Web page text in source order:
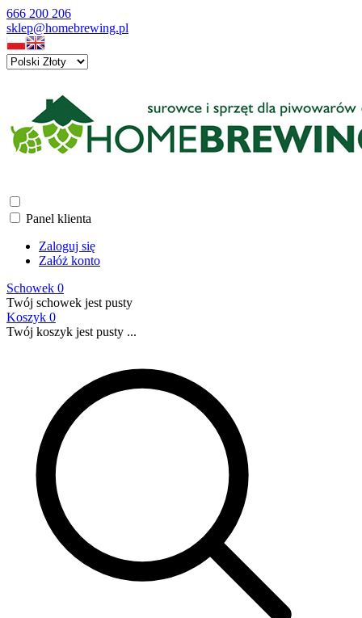
666 200 206
sklep@homebrewing.pl
Panel klienta
Zaloguj się
Załóż konto
Schowek 0
Twój schowek jest pusty
Koszyk 0
Twój koszyk jest pusty ...